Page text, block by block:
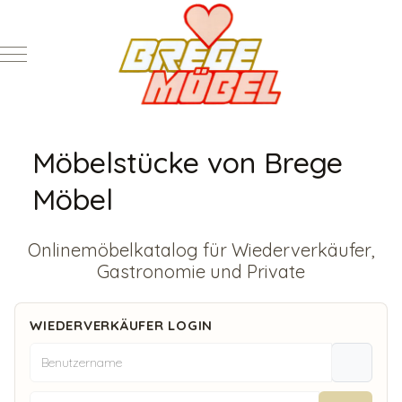
Mobile Menu Toggle
Möbelstücke von Brege
Möbel
Onlinemöbelkatalog für Wiederverkäufer,
Gastronomie und Private
WIEDERVERKÄUFER LOGIN